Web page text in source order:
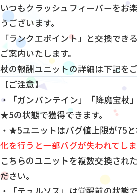
いつもクラッシュフィーバーをお
うございます。
「ランクエポイント」と交換でき
ご案内いたします。
杖の報酬ユニットの詳細は下記を
【ご注意】
・「ガンバンテイン」「降魔宝杖
★5の状態で獲得できます。
・★5ユニットはバグ値上限が75と
化を行うと一部バグが失われてし
こちらのユニットを複数交換され
ださい。